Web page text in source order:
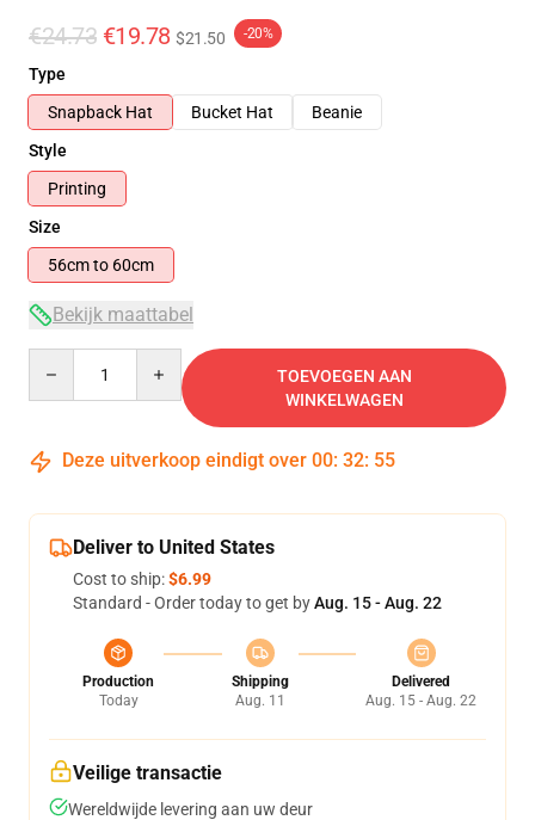
€24.73 €19.78 $21.50 -20%
Type
Snapback Hat
Bucket Hat
Beanie
Style
Printing
Size
56cm to 60cm
Bekijk maattabel
TOEVOEGEN AAN
WINKELWAGEN
Deze uitverkoop eindigt over 00: 32: 54
Deliver to United States
Cost to ship:$6.99
Standard - Order today to get byAug. 15 - Aug. 22
Production
Today
Shipping
Aug. 11
Delivered
Aug. 15 - Aug. 22
Veilige transactie
Wereldwijde levering aan uw deur